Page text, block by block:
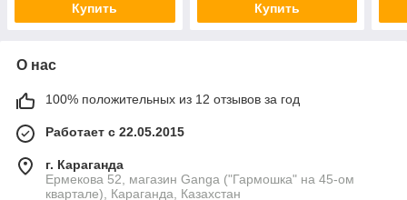
Купить Купить
О нас
100% положительных из 12 отзывов за год
Работает с 22.05.2015
г. Караганда
Ермекова 52, магазин Ganga ("Гармошка" на 45-ом
квартале), Караганда, Казахстан